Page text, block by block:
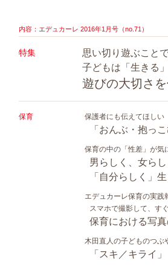
内容：エデュカーレ 2016年1月号（no.71）
特集
思い切り遊ぶことで
子どもは「生きる
遊びの大切さ
保育 保護者にも伝えてほしい
「おんぶ・抱っ
保育の中の「性差」が気
男らしく、女らし
「自分らしく」
エデュカーレ保育の実
スマホで撮影して、す
保育における写
木田直人の子どものつぶ
「スキ／キライ」